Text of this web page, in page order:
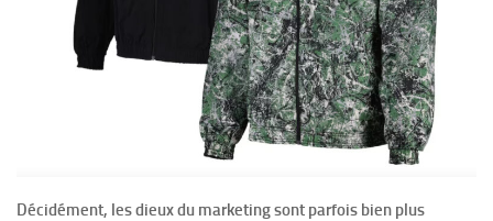
Décidément, les dieux du marketing sont parfois bien plus